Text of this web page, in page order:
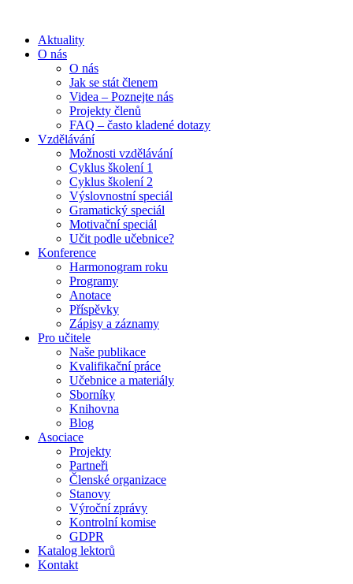
Aktuality
O nás
O nás
Jak se stát členem
Videa – Poznejte nás
Projekty členů
FAQ – často kladené dotazy
Vzdělávání
Možnosti vzdělávání
Cyklus školení 1
Cyklus školení 2
Výslovnostní speciál
Gramatický speciál
Motivační speciál
Učit podle učebnice?
Konference
Harmonogram roku
Programy
Anotace
Příspěvky
Zápisy a záznamy
Pro učitele
Naše publikace
Kvalifikační práce
Učebnice a materiály
Sborníky
Knihovna
Blog
Asociace
Projekty
Partneři
Členské organizace
Stanovy
Výroční zprávy
Kontrolní komise
GDPR
Katalog lektorů
Kontakt